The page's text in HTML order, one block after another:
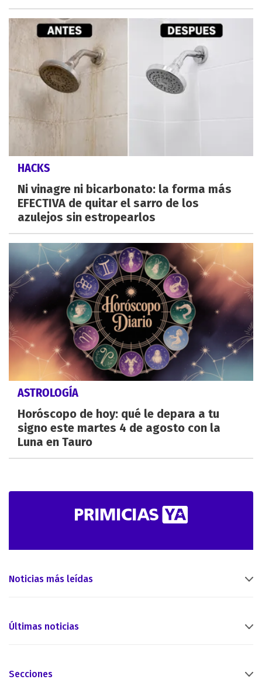
HACKS
Ni vinagre ni bicarbonato: la forma más
EFECTIVA de quitar el sarro de los
azulejos sin estropearlos
ASTROLOGÍA
Horóscopo de hoy: qué le depara a tu
signo este martes 4 de agosto con la
Luna en Tauro
Noticias más leídas
Últimas noticias
Secciones